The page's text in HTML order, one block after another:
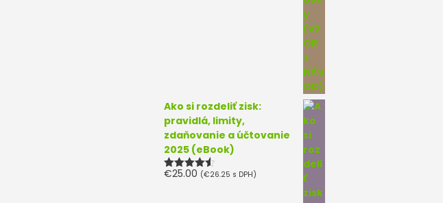
Ako si rozdeliť zisk:
pravidlá, limity,
zdaňovanie a účtovanie
2025 (eBook)
Hodnotenie
€25.00 (€26.25 s DPH)